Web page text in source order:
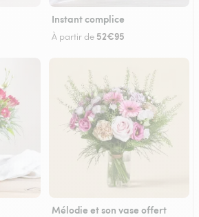
Instant complice
À partir de 52€95
Mélodie et son vase offert